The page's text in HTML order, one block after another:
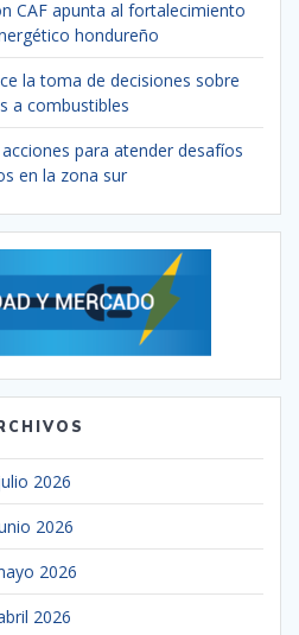
CAF apunta al fortalecimiento
hondureño
la toma de decisiones sobre
a combustibles
para atender desafíos
en la zona sur
2026
2026
2026
2026